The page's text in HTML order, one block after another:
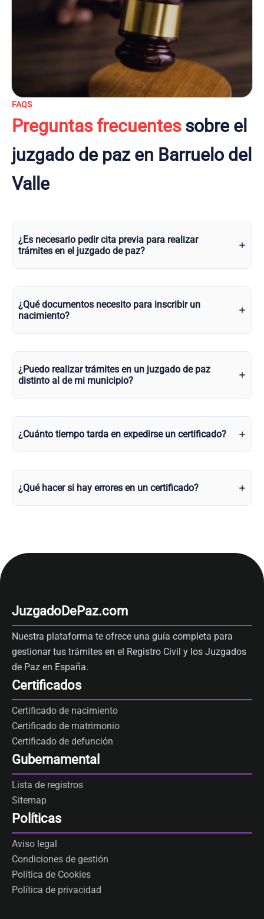
FAQS
Preguntas frecuentessobre el
juzgado de paz en Barruelo del
Valle
¿Es necesario pedir cita previa para realizar
trámites en el juzgado de paz?
¿Qué documentos necesito para inscribir un
nacimiento?
¿Puedo realizar trámites en un juzgado de paz
distinto al de mi municipio?
¿Cuánto tiempo tarda en expedirse un certificado?
¿Qué hacer si hay errores en un certificado?
JuzgadoDePaz.com
Nuestra plataforma te ofrece una guía completa para
gestionar tus trámites en el Registro Civil y los Juzgados
de Paz en España.
Certificados
Certificado de nacimiento
Certificado de matrimonio
Certificado de defunción
Gubernamental
Lista de registros
Sitemap
Políticas
Aviso legal
Condiciones de gestión
Política de Cookies
Política de privacidad